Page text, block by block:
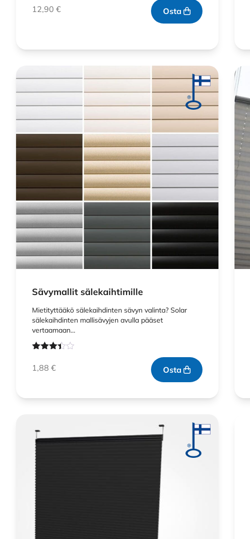
12,90 € Osta
Sävymallit sälekaihtimille
Mietityttääkö sälekaihdinten sävyn valinta? Solar
sälekaihdinten mallisävyjen avulla pääset
vertaamaan…
tuotteesta:
3.33/ 5
1,88 € Osta